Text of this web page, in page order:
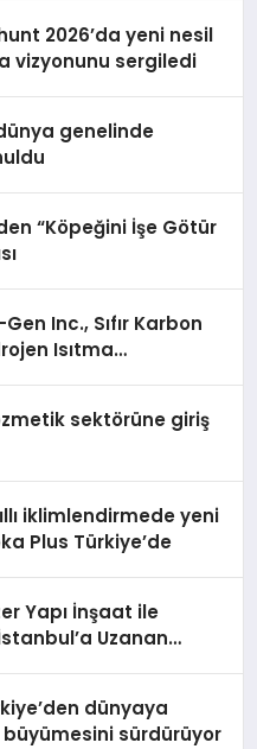
2026’da yeni nesil
vizyonunu sergiledi
genelinde
“Köpeğini İşe Götür
Inc., Sıfır Karbon
Isıtma
sektörüne giriş
iklimlendirmede yeni
Plus Türkiye’de
Yapı İnşaat ile
Uzanan
dünyaya
sürdürüyor